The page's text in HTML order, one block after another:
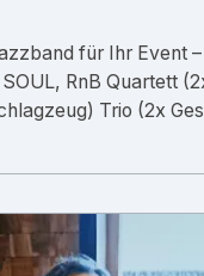
für Ihr Event –
RnB Quartett
Trio (2x